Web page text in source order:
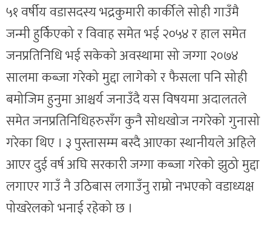
५१ वर्षीय वडासदस्य भद्रकुमारी कार्कीले सोही गाउँमै
जन्मी हुर्किएको र विवाह समेत भई २०५४ र हाल समेत
जनप्रतिनिधि भई सकेको अवस्थामा सो जग्गा २०७४
सालमा कब्जा गरेको मुद्दा लागेको र फैसला पनि सोही
बमोजिम हुनुमा आश्चर्य जनाउँदै यस विषयमा अदालतले
समेत जनप्रतिनिधिहरुसँग कुनै सोधखोज नगरेको गुनासो
गरेका थिए । ३ पुस्तासम्म बस्दै आएका स्थानीयले अहिले
आएर दुई वर्ष अघि सरकारी जग्गा कब्जा गरेको झुठो मुद्दा
लगाएर गाउँ नै उठिबास लगाउँनु राम्रो नभएको वडाध्यक्ष
पोखरेलको भनाई रहेको छ ।